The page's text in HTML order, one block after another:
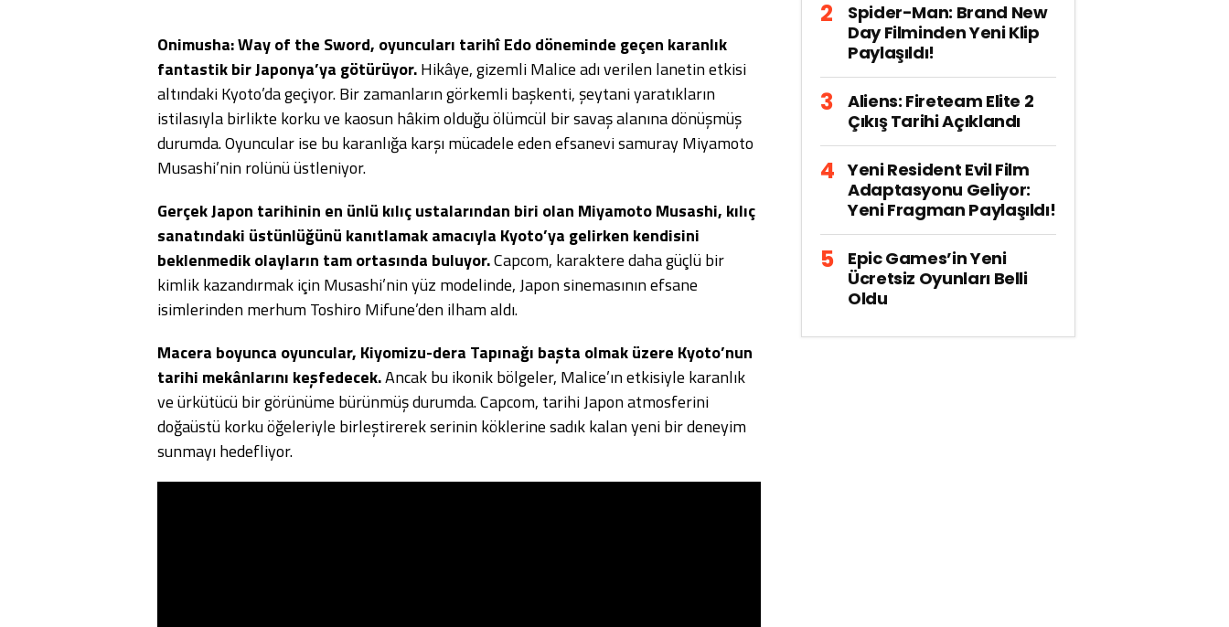
Onimusha: Way of the Sword, oyuncuları tarihî Edo döneminde geçen karanlık
fantastik bir Japonya’ya götürüyor.Hikâye, gizemli Malice adı verilen lanetin etkisi
altındaki Kyoto’da geçiyor. Bir zamanların görkemli başkenti, şeytani yaratıkların
istilasıyla birlikte korku ve kaosun hâkim olduğu ölümcül bir savaş alanına dönüşmüş
durumda. Oyuncular ise bu karanlığa karşı mücadele eden efsanevi samuray Miyamoto
Musashi’nin rolünü üstleniyor.
Gerçek Japon tarihinin en ünlü kılıç ustalarından biri olan Miyamoto Musashi, kılıç
sanatındaki üstünlüğünü kanıtlamak amacıyla Kyoto’ya gelirken kendisini
beklenmedik olayların tam ortasında buluyor.Capcom, karaktere daha güçlü bir
kimlik kazandırmak için Musashi’nin yüz modelinde, Japon sinemasının efsane
isimlerinden merhum Toshiro Mifune’den ilham aldı.
Macera boyunca oyuncular, Kiyomizu-dera Tapınağı başta olmak üzere Kyoto’nun
tarihi mekânlarını keşfedecek.Ancak bu ikonik bölgeler, Malice’ın etkisiyle karanlık
ve ürkütücü bir görünüme bürünmüş durumda. Capcom, tarihi Japon atmosferini
doğaüstü korku öğeleriyle birleştirerek serinin köklerine sadık kalan yeni bir deneyim
sunmayı hedefliyor.
Spider-Man: Brand New
Day Filminden Yeni Klip
Paylaşıldı!
Aliens: Fireteam Elite 2
Çıkış Tarihi Açıklandı
Yeni Resident Evil Film
Adaptasyonu Geliyor:
Yeni Fragman Paylaşıldı!
Epic Games’in Yeni
Ücretsiz Oyunları Belli
Oldu